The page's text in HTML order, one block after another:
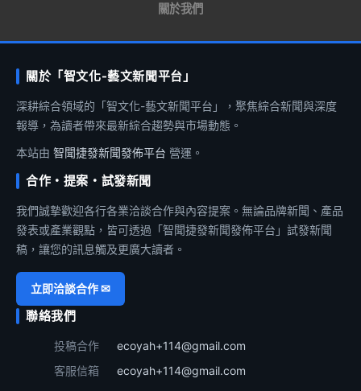
關於我們
關於「智文化-藝文新聞平台」
深耕綜合領域的「智文化-藝文新聞平台」，聚焦綜合新聞與深度
報導，為讀者帶來最新綜合趨勢與市場動態。
本站由 智聞捷發新聞發佈平台 營運。
合作・提案・試發新聞
我們誠摯歡迎各行各業洽談合作與內容提案。無論品牌新聞、產品
發表或產業觀點，皆可透過「智聞捷發新聞發佈平台」試發新聞
稿，讓您的訊息觸及更廣大讀者。
立即洽談合作 ✉
聯絡我們
投稿合作
ecoyah+114@gmail.com
客服信箱
ecoyah+114@gmail.com